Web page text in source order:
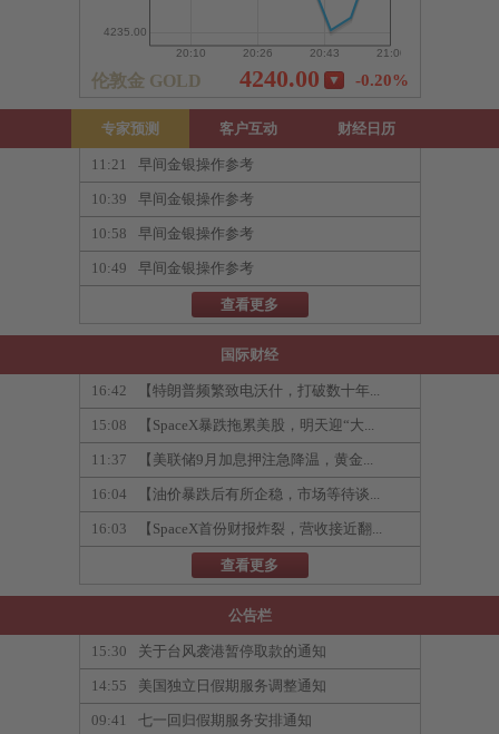
专家预测 客户互动 财经日历
11:21 早间金银操作参考
10:39 早间金银操作参考
10:58 早间金银操作参考
10:49 早间金银操作参考
查看更多
国际财经
16:42 【特朗普频繁致电沃什，打破数十年...
15:08 【SpaceX暴跌拖累美股，明天迎“大...
11:37 【美联储9月加息押注急降温，黄金...
16:04 【油价暴跌后有所企稳，市场等待谈...
16:03 【SpaceX首份财报炸裂，营收接近翻...
查看更多
公告栏
15:30 关于台风袭港暂停取款的通知
14:55 美国独立日假期服务调整通知
09:41 七一回归假期服务安排通知